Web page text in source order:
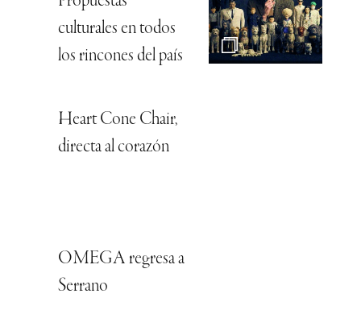
culturales en todos
los rincones del país
Heart Cone Chair,
directa al corazón
OMEGA regresa a
Serrano